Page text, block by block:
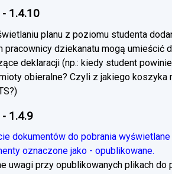
1.4.10
planu z poziomu studenta
pracownicy dziekanatu mogą umieścić
deklaracji (np.: kiedy student
obieralne? Czyli z jakiego koszyka
1.4.9
dokumentów do pobrania
oznaczone jako - opublikowane.
uwagi przy opublikowanych plikach do